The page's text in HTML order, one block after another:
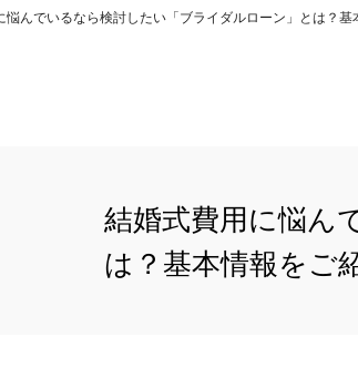
悩んでいるなら検討したい「ブライダルローン」とは？
結婚式費用に悩ん
は？基本情報をご